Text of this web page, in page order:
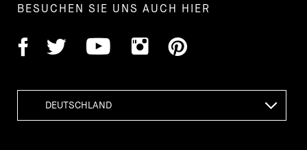
BESUCHEN SIE UNS AUCH HIER